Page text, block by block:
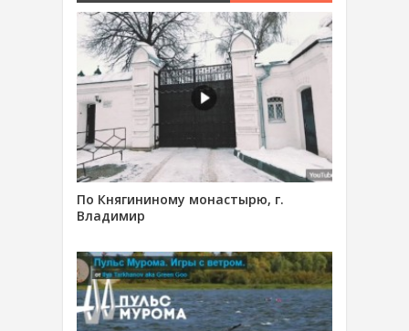
По Княгининому монастырю, г.
Владимир